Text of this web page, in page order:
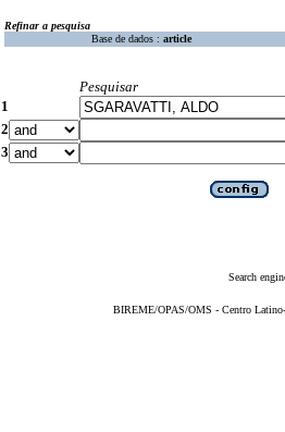
Refinar a pesquisa
Base de dados : article
Pesquisar
1
2
3
Search
BIREME/OPAS/OMS - Centro Latino-